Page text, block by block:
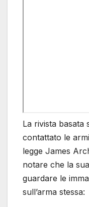
La rivista basata
contattato le
legge James
notare che la
guardare le
sull’arma stessa: